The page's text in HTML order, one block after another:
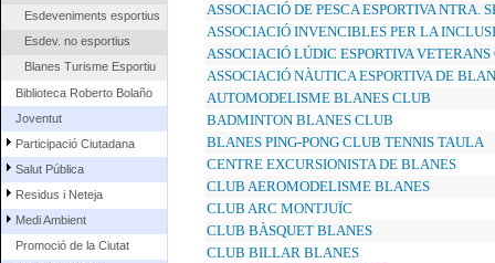
Esdeveniments esportius
Esdev. no esportius
Blanes Turisme Esportiu
Biblioteca Roberto Bolaño
Joventut
Participació Ciutadana
Salut Pública
Residus i Neteja
Medi Ambient
Promoció de la Ciutat
ASSOCIACIÓ DE PESCA ESPORTIVA NTRA.
ASSOCIACIÓ INVENCIBLES PER LA
ASSOCIACIÓ LÚDIC ESPORTIVA VETERANS
ASSOCIACIÓ NÀUTICA ESPORTIVA DE
AUTOMODELISME BLANES CLUB
BADMINTON BLANES CLUB
BLANES PING-PONG CLUB TENNIS TAULA
CENTRE EXCURSIONISTA DE BLANES
CLUB AEROMODELISME BLANES
CLUB ARC MONTJUÏC
CLUB BÀSQUET BLANES
CLUB BILLAR BLANES